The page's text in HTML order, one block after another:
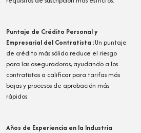
Puntaje de Crédito Personal y
Empresarial del Contratista :Un puntaje
de crédito más sólido reduce el riesgo
para las aseguradoras, ayudando a los
contratistas a calificar para tarifas más
bajas y procesos de aprobación más
rápidos.
Años de Experiencia en la Industria